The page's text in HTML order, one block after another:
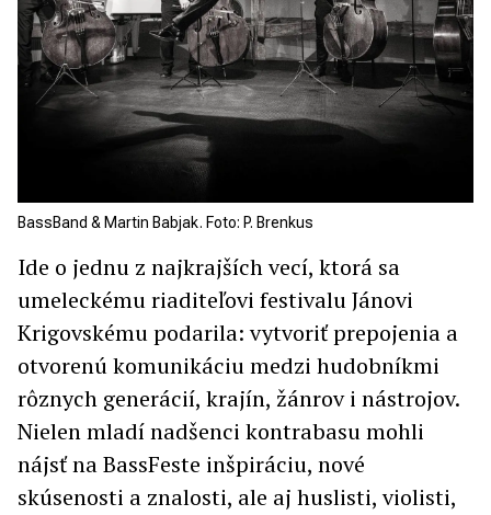
BassBand & Martin Babjak. Foto: P. Brenkus
Ide o jednu z najkrajších vecí, ktorá sa
umeleckému riaditeľovi festivalu Jánovi
Krigovskému podarila: vytvoriť prepojenia a
otvorenú komunikáciu medzi hudobníkmi
rôznych generácií, krajín, žánrov i nástrojov.
Nielen mladí nadšenci kontrabasu mohli
nájsť na BassFeste inšpiráciu, nové
skúsenosti a znalosti, ale aj huslisti, violisti,